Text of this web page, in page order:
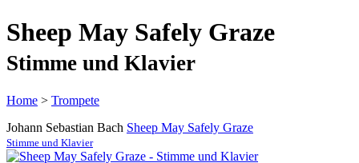
Sheep May Safely Graze
Stimme und Klavier
Home > Trompete
Johann Sebastian Bach Sheep May Safely Graze
Stimme und Klavier